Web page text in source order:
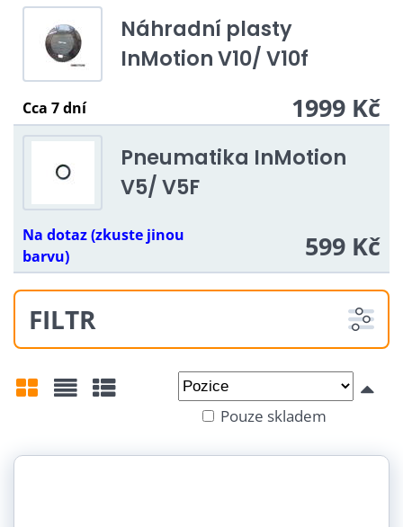
Náhradní plasty
InMotion V10/ V10f
Cca 7 dní 1999 Kč
Pneumatika InMotion
V5/ V5F
Na dotaz (zkuste jinou
barvu)
599 Kč
FILTR
Do:Pouze skladem